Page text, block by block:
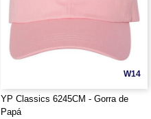
W14
YP Classics 6245CM - Gorra de
Papá